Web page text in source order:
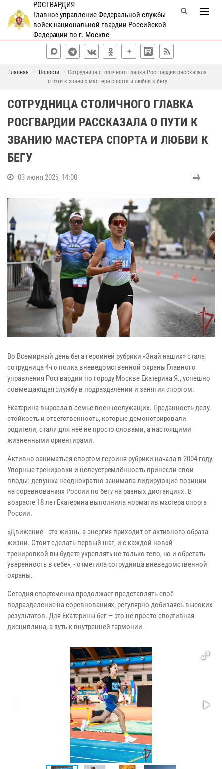
РОСГВАРДИЯ
Главное управление Федеральной службы
войск национальной гвардии Российской
Федерации по г. Москве
Главная Новости
Сотрудница столичного главка Росгвардии рассказала
о пути к званию мастера спорта и любви к бегу
СОТРУДНИЦА СТОЛИЧНОГО ГЛАВКА
РОСГВАРДИИ РАССКАЗАЛА О ПУТИ К
ЗВАНИЮ МАСТЕРА СПОРТА И ЛЮБВИ К
БЕГУ
03 июня 2026, 14:00
Во Всемирный день бега героиней рубрики «Знай наших» стала
сотрудница 4‑го полка вневедомственной охраны Главного
управления Росгвардии по городу Москве Екатерина Я., успешно
совмещающая службу в подразделении и занятия спортом.
Екатерина выросла в семье военнослужащих. Преданность делу,
стойкость и ответственность, которые демонстрировали
родители, стали для неё не просто словами, а настоящими
жизненными ориентирами.
Активно заниматься спортом героиня рубрики начала в 2004 году.
Упорные тренировки и целеустремлённость принесли свои
плоды: девушка неоднократно занимала лидирующие позиции
на соревнованиях России по бегу на разных дистанциях. В
возрасте 18 лет Екатерина выполнила норматив мастера спорта
России.
«Движение - это жизнь, а энергия приходит от активного образа
жизни. Стоит сделать первый шаг, и с каждой новой
тренировкой вы будете укреплять не только тело, но и обретать
уверенность в себе», - отметила сотрудница вневедомственной
охраны.
Сегодня спортсменка продолжает представлять своё
подразделение на соревнованиях, регулярно добиваясь высоких
результатов. Для Екатерины бег — это не просто спортивная
дисциплина, а путь к внутренней гармонии.